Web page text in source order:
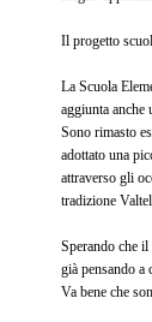
Il progetto
La Scuola
aggiunta anche
Sono rimasto
adottato una
attraverso gli
tradizione
Sperando che
già pensando
Va bene che